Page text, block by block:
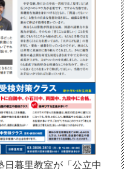
日暮里教室が「公立中